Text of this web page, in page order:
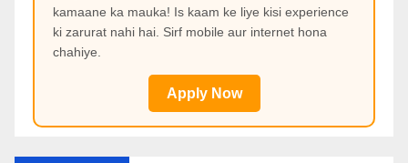
kamaane ka mauka! Is kaam ke liye kisi experience
ki zarurat nahi hai. Sirf mobile aur internet hona
chahiye.
Apply Now